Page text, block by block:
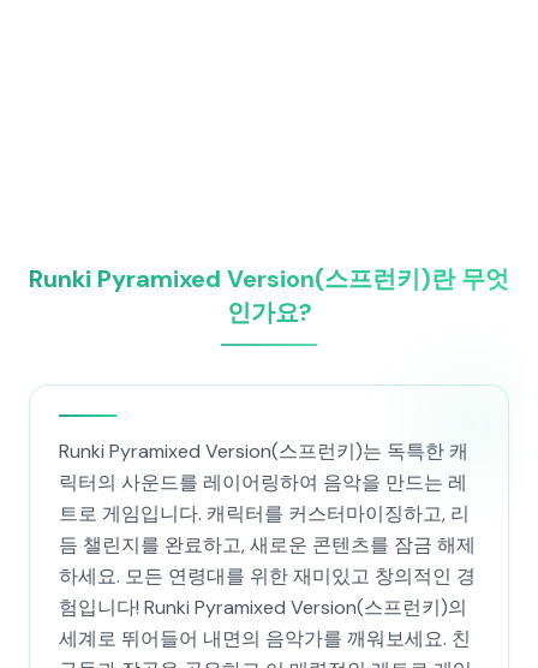
Runki Pyramixed Version(스프런키)란 무엇
인가요?
Runki Pyramixed Version(스프런키)는 독특한 캐
릭터의 사운드를 레이어링하여 음악을 만드는 레
트로 게임입니다. 캐릭터를 커스터마이징하고, 리
듬 챌린지를 완료하고, 새로운 콘텐츠를 잠금 해제
하세요. 모든 연령대를 위한 재미있고 창의적인 경
험입니다! Runki Pyramixed Version(스프런키)의
세계로 뛰어들어 내면의 음악가를 깨워보세요. 친